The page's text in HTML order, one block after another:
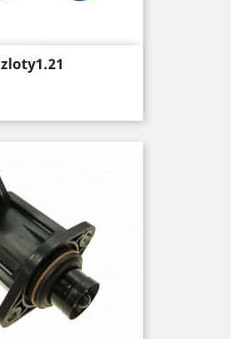
Price
zloty1.21